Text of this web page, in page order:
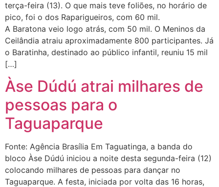
terça-feira (13). O que mais teve foliões, no horário de
pico, foi o dos Raparigueiros, com 60 mil.
A Baratona veio logo atrás, com 50 mil. O Meninos da
Ceilândia atraiu aproximadamente 800 participantes. Já
o Baratinha, destinado ao público infantil, reuniu 15 mil
[…]
Àse Dúdú atrai milhares de
pessoas para o
Taguaparque
Fonte: Agência Brasília Em Taguatinga, a banda do
bloco Àse Dúdú iniciou a noite desta segunda-feira (12)
colocando milhares de pessoas para dançar no
Taguaparque. A festa, iniciada por volta das 16 horas,